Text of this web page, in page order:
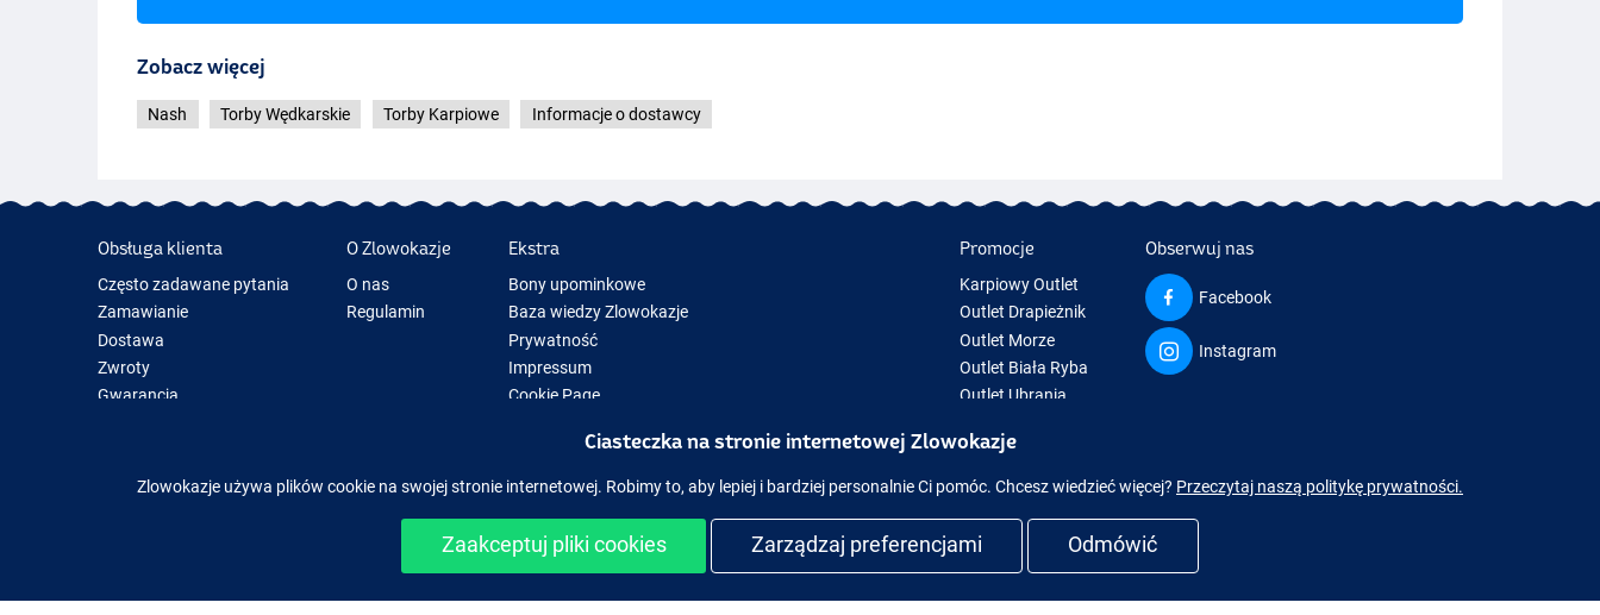
XL
Zobacz więcej
Nash Torby Wędkarskie Torby Karpiowe Informacje o dostawcy
Obsługa klienta
Często zadawane pytania
Zamawianie
Dostawa
Zwroty
Gwarancja
O Zlowokazje
O nas
Regulamin
Ekstra
Bony upominkowe
Baza wiedzy Zlowokazje
Prywatność
Impressum
Cookie Page
Nowy Sprzęt Wędkarski
Sprzęt wędkarski chwilowo niedostępny w magazynie
Promocje
Karpiowy Outlet
Outlet Drapieżnik
Outlet Morze
Outlet Biała Ryba
Outlet Ubrania
Obserwuj nas
Facebook
Instagram
Łatwe i bezpieczne zakupy
Ciasteczka na stronie internetowej Zlowokazje
Zlowokazje używa plików cookie na swojej stronie internetowej. Robimy to, aby lepiej i bardziej personalnie Ci pomóc. Chcesz wiedzieć więcej? Przeczytaj naszą politykę prywatności.
Zaakceptuj pliki cookies Zarządzaj preferencjami Odmówić